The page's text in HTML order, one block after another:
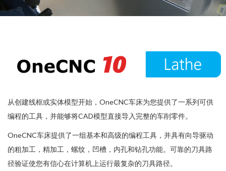
从创建线框或实体模型开始，OneCNC车床为您提供了一系列可供
编程的工具，并能够将CAD模型直接导入完整的车削零件。
OneCNC车床提供了一组基本和高级的编程工具，并具有向导驱动
的粗加工，精加工，螺纹，凹槽，内孔和钻孔功能。可靠的刀具路
径验证使您有信心在计算机上运行最复杂的刀具路径。